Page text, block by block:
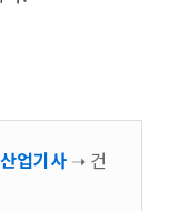
업기사 ➝ 건